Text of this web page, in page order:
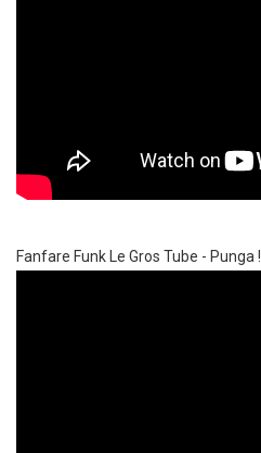
Fanfare Funk Le Gros Tube - Punga !